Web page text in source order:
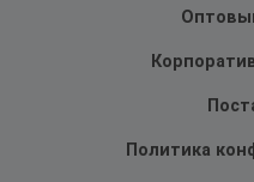
Политика